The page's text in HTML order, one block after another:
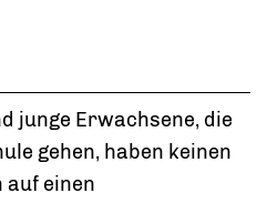
junge Erwachsene, die
gehen, haben keinen
auf einen